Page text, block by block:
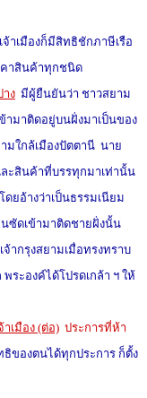
าเมืองก็มีสิทธิชักภาษีเรือ
คาสินค้าทุกชนิด
งมีผู้ยืนยันว่า ชาวสยาม
ามาติดอยู่บนฝั่งมาเป็นของ
มใกล้เมืองปัตตานี นาย
ะสินค้าที่บรรทุกมาเท่านั้น
ยอ้างว่าเป็นธรรมเนียม
ซัดเข้ามาติดชายฝั่งนั้น
ากรุงสยามเมื่อทรงทราบ
ระองค์ได้โปรดเกล้า ฯ ให้
เมือง (ต่อ)ประการที่ห้า
ธิของตนได้ทุกประการ ก็ตั้ง